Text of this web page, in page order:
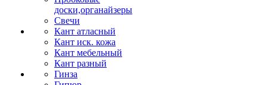
доски,органайзеры
Свечи
Кант атласный
Кант иск. кожа
Кант мебельный
Кант разный
Гинза